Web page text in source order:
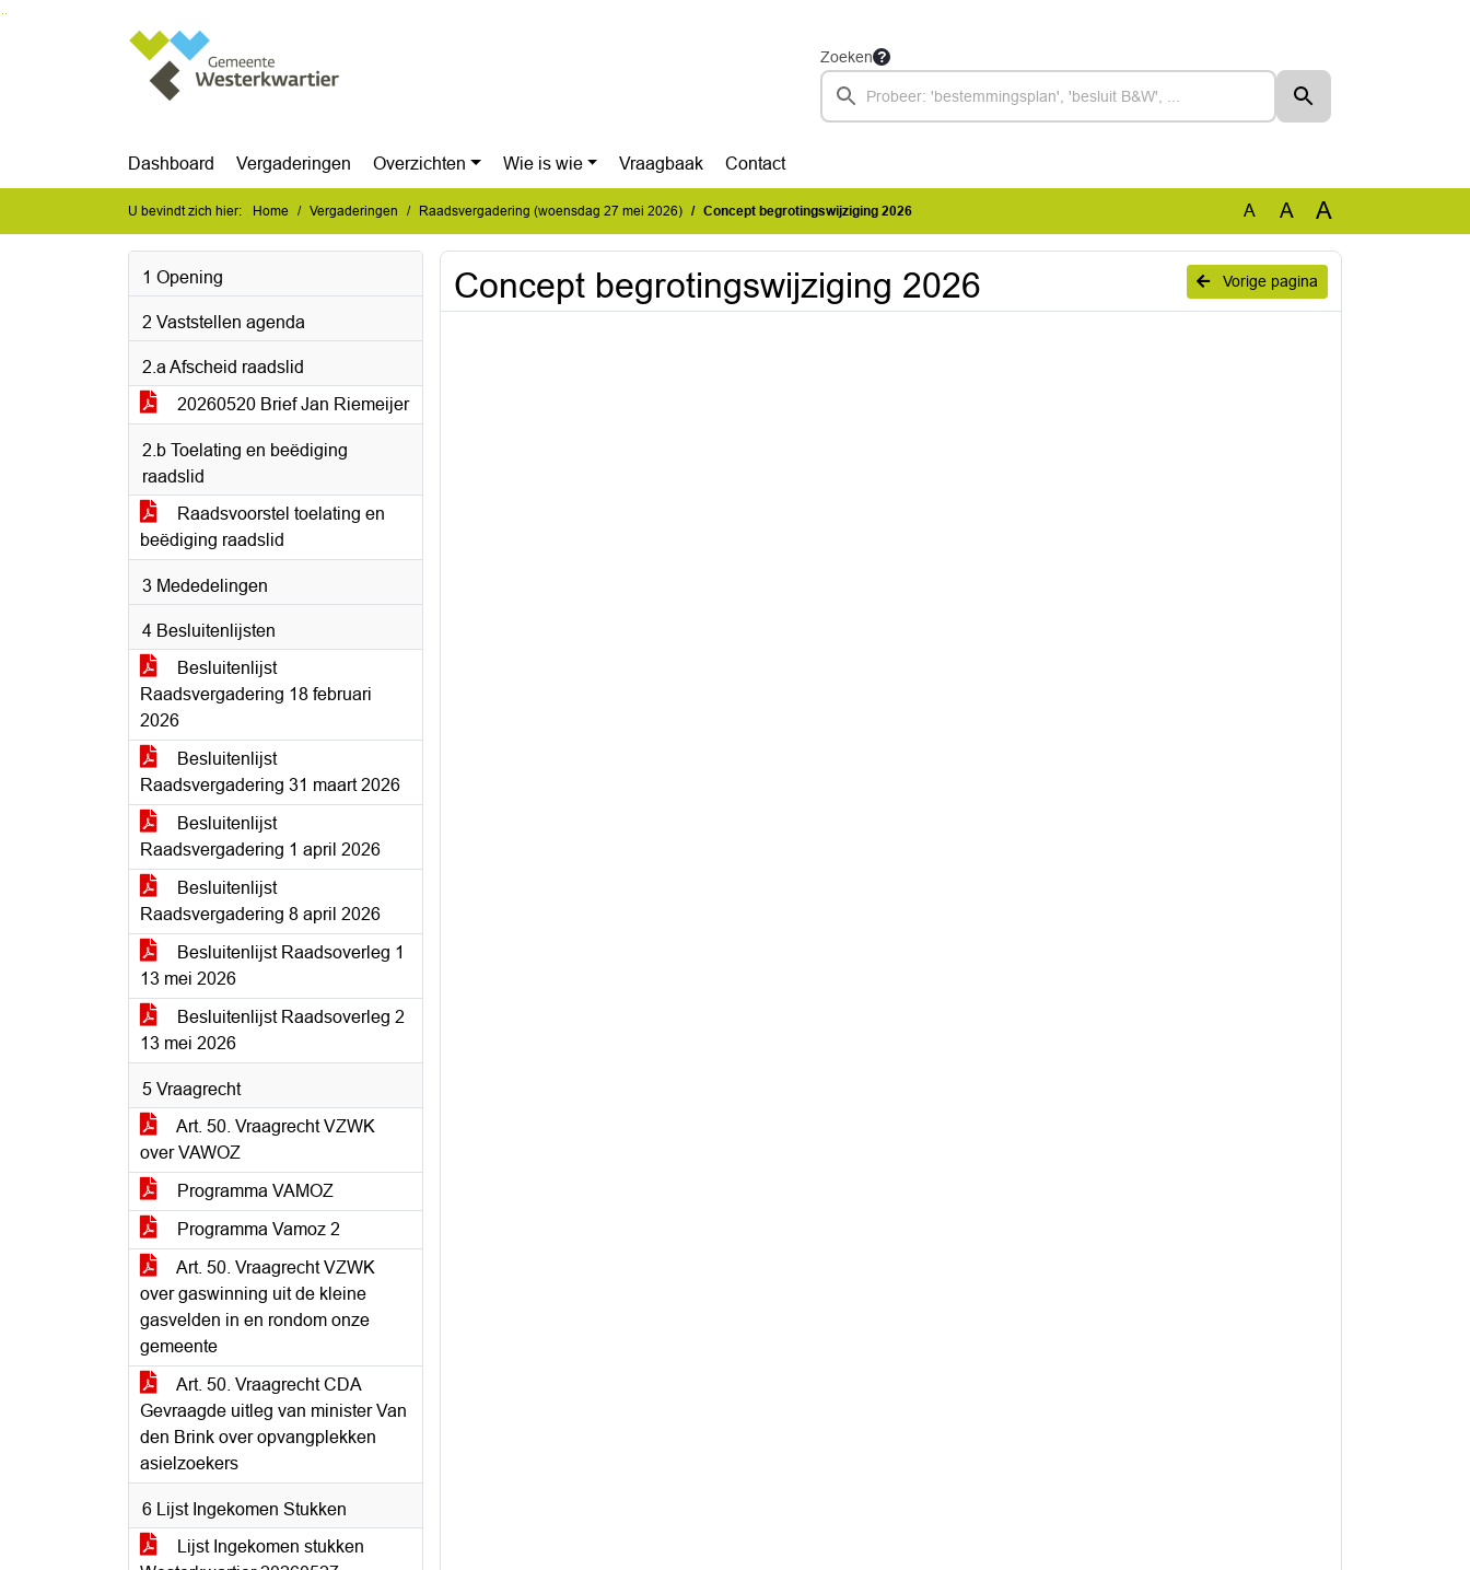
Zoeken
Dashboard Vergaderingen Overzichten Wie is wie Vraagbaak Contact
U bevindt zich hier: Home Vergaderingen Raadsvergadering (woensdag 27 mei 2026) Concept begrotingswijziging 2026 A A A
1 Opening
2 Vaststellen agenda
2.a Afscheid raadslid
20260520 Brief Jan Riemeijer
2.b Toelating en beëdiging
raadslid
Raadsvoorstel toelating en
beëdiging raadslid
3 Mededelingen
4 Besluitenlijsten
Besluitenlijst
Raadsvergadering 18 februari
2026
Besluitenlijst
Raadsvergadering 31 maart 2026
Besluitenlijst
Raadsvergadering 1 april 2026
Besluitenlijst
Raadsvergadering 8 april 2026
Besluitenlijst Raadsoverleg 1
13 mei 2026
Besluitenlijst Raadsoverleg 2
13 mei 2026
5 Vraagrecht
Art. 50. Vraagrecht VZWK
over VAWOZ
Programma VAMOZ
Programma Vamoz 2
Art. 50. Vraagrecht VZWK
over gaswinning uit de kleine
gasvelden in en rondom onze
gemeente
Art. 50. Vraagrecht CDA
Gevraagde uitleg van minister Van
den Brink over opvangplekken
asielzoekers
6 Lijst Ingekomen Stukken
Lijst Ingekomen stukken
Vorige pagina
Concept begrotingswijziging 2026